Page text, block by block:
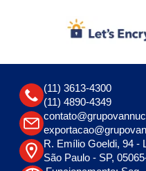
(11) 3613-4300
(11) 4890-4349
R. Emílio Goeldi, 94 -
São Paulo - SP,